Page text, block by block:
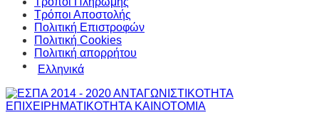
Τρόποι Αποστολής
Πολιτική Επιστροφών
Πολιτική Cookies
Πολιτική απορρήτου
Ελληνικά